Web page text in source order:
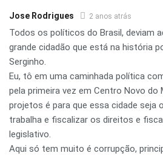
Jose Rodrigues 2 anos atrás
Todos os políticos do Brasil, deviam
grande cidadão que está na história
Serginho.
Eu, tô em uma caminhada política
pela primeira vez em Centro Novo do
projetos é para que essa cidade seja
trabalha e fiscalizar os direitos e
legislativo.
Aqui só tem muito é corrupção,